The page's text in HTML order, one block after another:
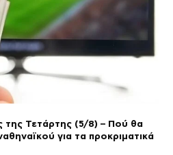
της Τετάρτης (5/8) – Πού θα
για τα προκριματικά